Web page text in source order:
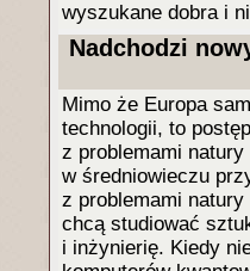
wyszukane dobra i
Nadchodzi
Mimo że Europa
technologii, to
z problemami
w średniowieczu
z problemami
chcą studiować
i inżynierię. Kiedy